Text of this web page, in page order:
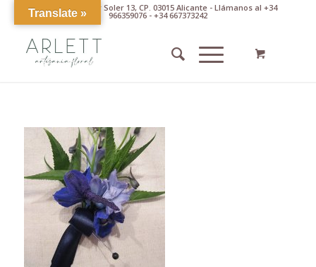
Av. Pintor Xavier Soler 13, CP. 03015 Alicante - Llámanos al +34
966359076 - +34 667373242
Translate »